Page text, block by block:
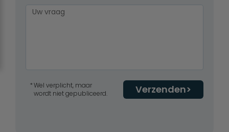
Verzenden
Wel verplicht, maar
wordt niet gepubliceerd.